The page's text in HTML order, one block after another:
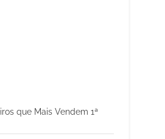
que Mais Vendem 1ª